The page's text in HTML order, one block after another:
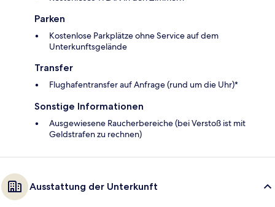
Parken
Kostenlose Parkplätze ohne Service auf dem
Unterkunftsgelände
Transfer
Flughafentransfer auf Anfrage (rund um die Uhr)*
Sonstige Informationen
Ausgewiesene Raucherbereiche (bei Verstoß ist mit
Geldstrafen zu rechnen)
Ausstattung der Unterkunft